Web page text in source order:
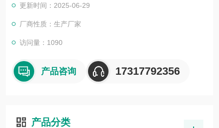
更新时间：2025-06-29
厂商性质：生产厂家
访问量：1090
产品咨询 17317792356
产品分类